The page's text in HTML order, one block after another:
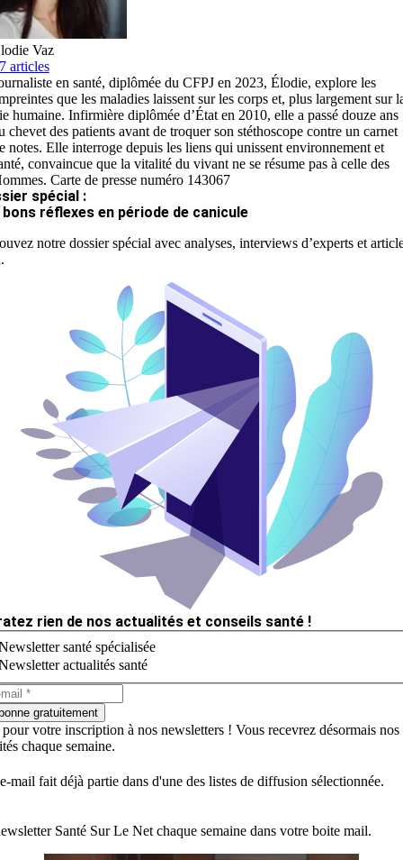
Vaz
articles
en santé, diplômée du CFPJ en 2023, Élodie, explore les
que les maladies laissent sur les corps et, plus largement sur
humaine. Infirmière diplômée d’État en 2010, elle a passé douze ans
chevet des patients avant de troquer son stéthoscope contre un carnet
notes. Elle interroge depuis les liens qui unissent environnement et
convaincue que la vitalité du vivant ne se résume pas à celle des
Carte de presse numéro 143067
spécial :
bons réflexes en période de canicule
notre dossier spécial avec analyses, interviews d’experts et
rien de nos actualités et conseils santé !
santé spécialisée
actualités santé
gratuitement
votre inscription à nos newsletters ! Vous recevrez désormais nos
chaque semaine.
mail fait déjà partie dans d'une des listes de diffusion sélectionnée.
Santé Sur Le Net chaque semaine dans votre boite mail.